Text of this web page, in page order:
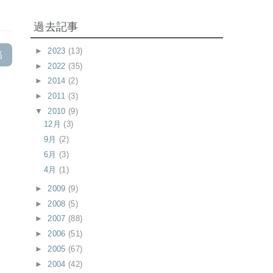
過去記事
► 2023 (13)
► 2022 (35)
►2014 (2)
►2011 (3)
▼ 2010 (9)
12月 (3)
9月 (2)
6月 (3)
4月 (1)
► 2009 (9)
► 2008 (5)
►2007 (88)
►2006 (51)
► 2005 (67)
► 2004 (42)